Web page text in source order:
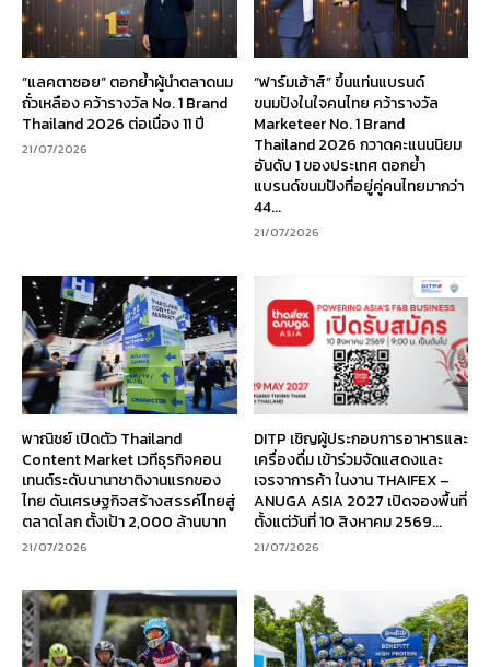
“แลคตาซอย” ตอกย้ำผู้นำตลาดนม
ถั่วเหลือง คว้ารางวัล No. 1 Brand
Thailand 2026 ต่อเนื่อง 11 ปี
21/07/2026
“ฟาร์มเฮ้าส์” ขึ้นแท่นแบรนด์
ขนมปังในใจคนไทย คว้ารางวัล
Marketeer No. 1 Brand
Thailand 2026 กวาดคะแนนนิยม
อันดับ 1 ของประเทศ ตอกย้ำ
แบรนด์ขนมปังที่อยู่คู่คนไทยมากว่า
44...
21/07/2026
พาณิชย์ เปิดตัว Thailand
Content Market เวทีธุรกิจคอน
เทนต์ระดับนานาชาติงานแรกของ
ไทย ดันเศรษฐกิจสร้างสรรค์ไทยสู่
ตลาดโลก ตั้งเป้า 2,000 ล้านบาท
21/07/2026
DITP เชิญผู้ประกอบการอาหารและ
เครื่องดื่ม เข้าร่วมจัดแสดงและ
เจรจาการค้า ในงาน THAIFEX –
ANUGA ASIA 2027 เปิดจองพื้นที่
ตั้งแต่วันที่ 10 สิงหาคม 2569...
21/07/2026